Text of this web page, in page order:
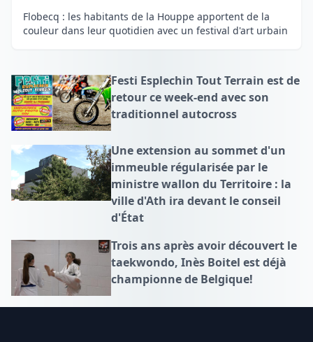
Flobecq : les habitants de la Houppe apportent de la
couleur dans leur quotidien avec un festival d'art urbain
Festi Esplechin Tout Terrain est de
retour ce week-end avec son
traditionnel autocross
Une extension au sommet d'un
immeuble régularisée par le
ministre wallon du Territoire : la
ville d'Ath ira devant le conseil
d'État
Trois ans après avoir découvert le
taekwondo, Inès Boitel est déjà
championne de Belgique!